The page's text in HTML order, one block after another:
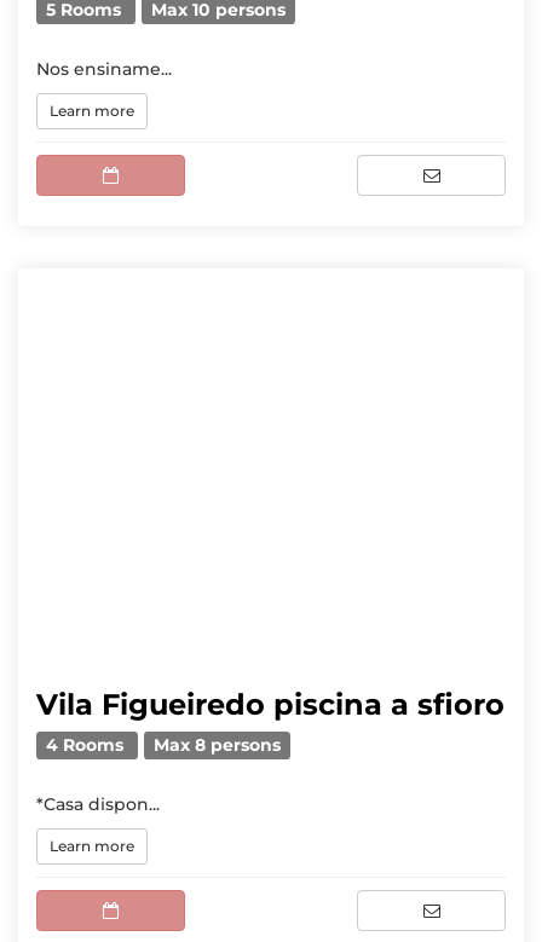
5 Rooms Max 10 persons
Nos ensiname...
Learn more
Vila Figueiredo piscina a sfioro
4 Rooms Max 8 persons
*Casa dispon...
Learn more